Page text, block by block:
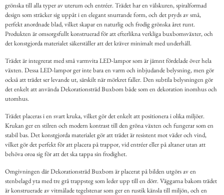
grönska till alla typer av uterum och entréer. Trädet har en välskuren, spiralformad
design som sträcker sig uppåt i en elegant snurrande form, och det pryds av små,
perfekt anordnade blad, vilket skapar en naturlig och frodig grönska året runt.
Produkten är omsorgsfullt konstruerad för att efterlikna verkliga buxbomsväxter, och
det konstgjorda materialet säkerställer att det kräver minimalt med underhåll.
Trädet är integrerat med små varmvita LED-lampor som är jämnt fördelade över hela
växten. Dessa LED-lampor ger inte bara en varm och inbjudande belysning, men gör
också att trädet ser levande ut, särskilt när mörkret faller. Den subtila belysningen gör
det enkelt att använda Dekorationsträd Buxbom både som en dekoration inomhus och
utomhus.
Trädet placeras i en svart kruka, vilket gör det enkelt att positionera i olika miljöer.
Krukan ger en stilren och modern kontrast till den gröna växten och fungerar som en
stabil bas. Det konstgjorda materialet gör att trädet är resistent mot väder och vind,
vilket gör det perfekt för att placera på trappor, vid entréer eller på altaner utan att
behöva oroa sig för att det ska tappa sin frodighet.
Omgivningen där Dekorationsträd Buxbom är placerat på bilden utgörs av en
stenbelagd yta med tre grå trappsteg som leder upp till en dörr. Väggarna bakom trädet
är konstruerade av vitmålade tegelstenar som ger en rustik känsla till miljön, och en